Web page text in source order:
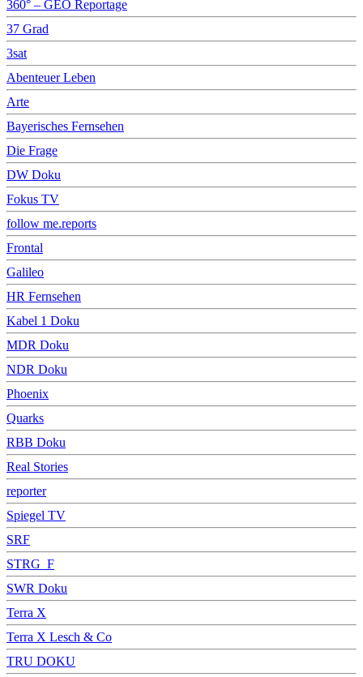
360° – GEO Reportage
37 Grad
3sat
Abenteuer Leben
Arte
Bayerisches Fernsehen
Die Frage
DW Doku
Fokus TV
follow me.reports
Frontal
Galileo
HR Fernsehen
Kabel 1 Doku
MDR Doku
NDR Doku
Phoenix
Quarks
RBB Doku
Real Stories
reporter
Spiegel TV
SRF
STRG_F
SWR Doku
Terra X
Terra X Lesch & Co
TRU DOKU